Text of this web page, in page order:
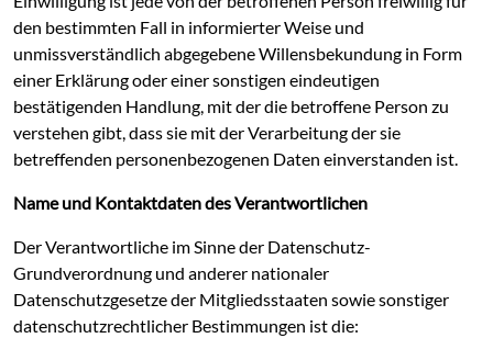
den bestimmten Fall in informierter Weise und
unmissverständlich abgegebene Willensbekundung in Form
einer Erklärung oder einer sonstigen eindeutigen
bestätigenden Handlung, mit der die betroffene Person zu
verstehen gibt, dass sie mit der Verarbeitung der sie
betreffenden personenbezogenen Daten einverstanden ist.
Name und Kontaktdaten des Verantwortlichen
Der Verantwortliche im Sinne der Datenschutz-
Grundverordnung und anderer nationaler
Datenschutzgesetze der Mitgliedsstaaten sowie sonstiger
datenschutzrechtlicher Bestimmungen ist die: